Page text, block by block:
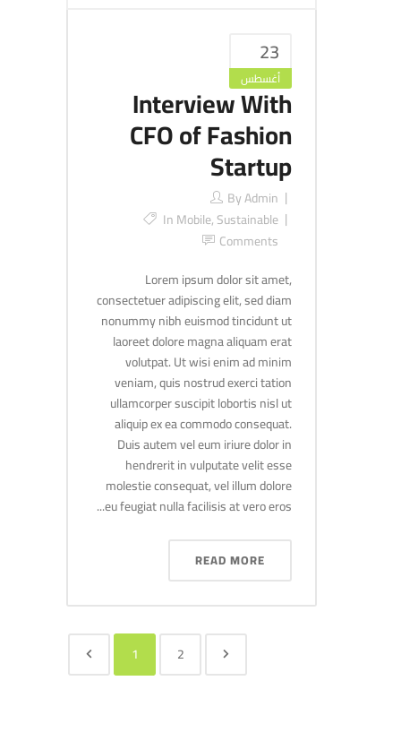
23
أغسطس
Interview With
CFO of Fashion
Startup
ByAdmin
InMobile,Sustainable
Comments
Lorem ipsum dolor sit amet,
consectetuer adipiscing elit, sed diam
nonummy nibh euismod tincidunt ut
laoreet dolore magna aliquam erat
volutpat. Ut wisi enim ad minim
veniam, quis nostrud exerci tation
ullamcorper suscipit lobortis nisl ut
aliquip ex ea commodo consequat.
Duis autem vel eum iriure dolor in
hendrerit in vulputate velit esse
molestie consequat, vel illum dolore
eu feugiat nulla facilisis at vero eros...
READ MORE
1 2